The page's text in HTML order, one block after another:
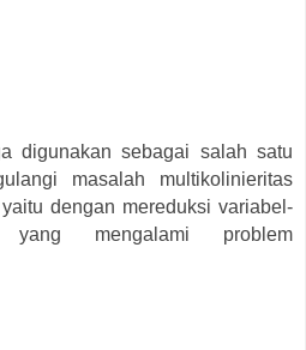
digunakan sebagai salah satu
masalah multikolinieritas
dengan mereduksi variabel-
yang mengalami problem